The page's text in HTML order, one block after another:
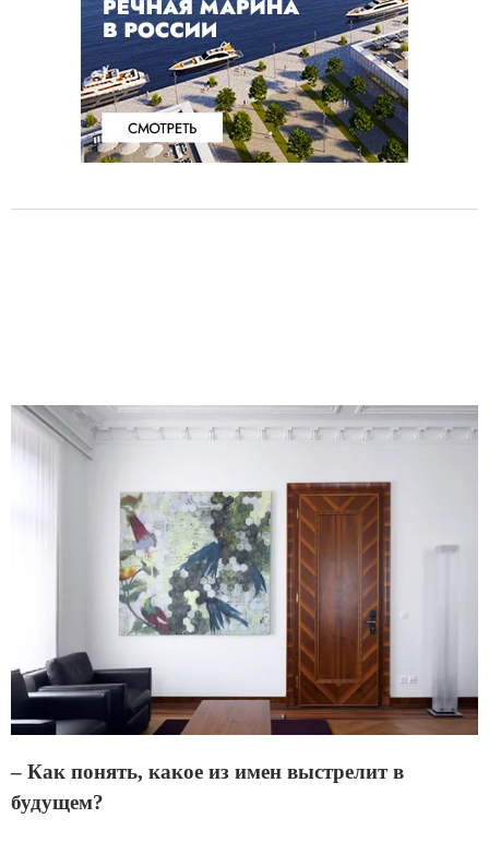
– Как понять, какое из имен выстрелит в
будущем?